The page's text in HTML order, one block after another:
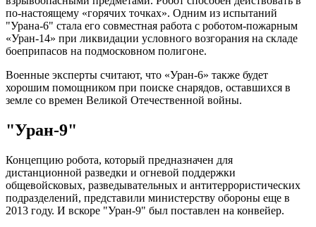
по-настоящему «горячих точках». Одним из испытаний
"Урана-6" стала его совместная работа с роботом-пожарным
«Уран-14» при ликвидации условного возгорания на складе
боеприпасов на подмосковном полигоне.
Военные эксперты считают, что «Уран-6» также будет
хорошим помощником при поиске снарядов, оставшихся в
земле со времен Великой Отечественной войны.
"Уран-9"
Концепцию робота, который предназначен для
дистанционной разведки и огневой поддержки
общевойсковых, разведывательных и антитеррористических
подразделений, представили министерству обороны еще в
2013 году. И вскоре "Уран-9" был поставлен на конвейер.